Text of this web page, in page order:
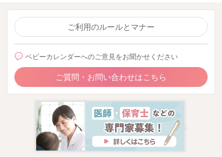
ご利用のルールとマナー
ベビーカレンダーへのご意見をお聞かせください
ご質問・お問い合わせはこちら